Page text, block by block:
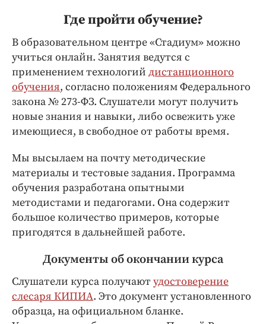
Где пройти обучение?
В образовательном центре «Стадиум» можно
учиться онлайн. Занятия ведутся с
применением технологий дистанционного
обучения, согласно положениям Федерального
закона № 273-ФЗ. Слушатели могут получить
новые знания и навыки, либо освежить уже
имеющиеся, в свободное от работы время.
Мы высылаем на почту методические
материалы и тестовые задания. Программа
обучения разработана опытными
методистами и педагогами. Она содержит
большое количество примеров, которые
пригодятся в дальнейшей работе.
Документы об окончании курса
Слушатели курса получают удостоверение
слесаря КИПИА. Это документ установленного
образца, на официальном бланке.